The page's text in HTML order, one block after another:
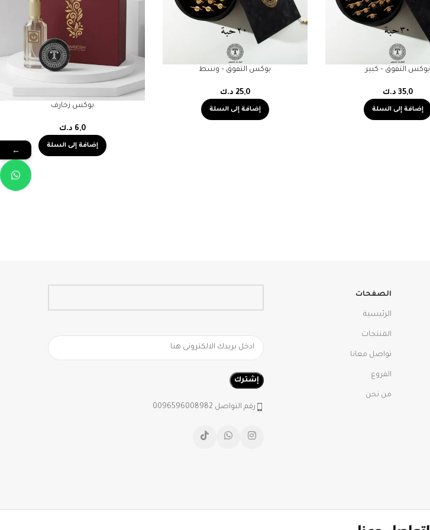
بوكس التفوق – كبير
35,0 د.ك
إضافة إلى السلة
بوكس التفوق – وسط
25,0 د.ك
إضافة إلى السلة بوكس زخارف
6,0 د.ك
إضافة إلى السلة
الصفحات
الرئيسية
المنتجات
تواصل معانا
الفروع
من نحن
رقم التواصل 0096596008982
←